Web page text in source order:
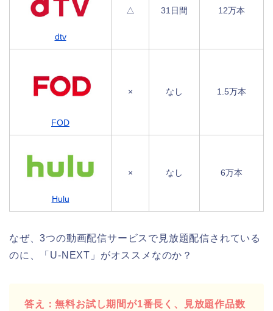
dtv
△ 31日間 12万本
FOD
× なし 1.5万本
Hulu
× なし 6万本
なぜ、3つの動画配信サービスで見放題配信されている
のに、「U-NEXT」がオススメなのか？
答え：無料お試し期間が1番長く、見放題作品数